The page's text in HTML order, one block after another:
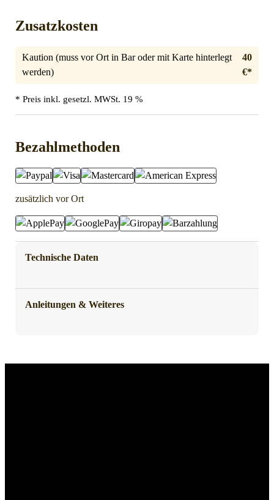
Zusatzkosten
Kaution (muss vor Ort in Bar oder mit Karte hinterlegt
werden)
40
€*
* Preis inkl. gesetzl. MWSt. 19 %
Bezahlmethoden
zusätzlich vor Ort
Technische Daten
Anleitungen & Weiteres